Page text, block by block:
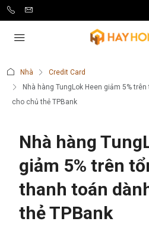
Nhà
Credit Card
Nhà hàng TungLok Heen giảm 5%
cho chủ thẻ TPBank
Nhà hàng
giảm 5% trên
thanh toán
thẻ TPBank